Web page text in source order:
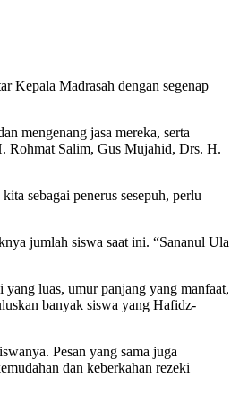
Kepala Madrasah dengan segenap
mengenang jasa mereka, serta
Rohmat Salim, Gus Mujahid, Drs. H.
sebagai penerus sesepuh, perlu
jumlah siswa saat ini. “Sananul Ula
luas, umur panjang yang manfaat,
banyak siswa yang Hafidz-
Pesan yang sama juga
dan keberkahan rezeki